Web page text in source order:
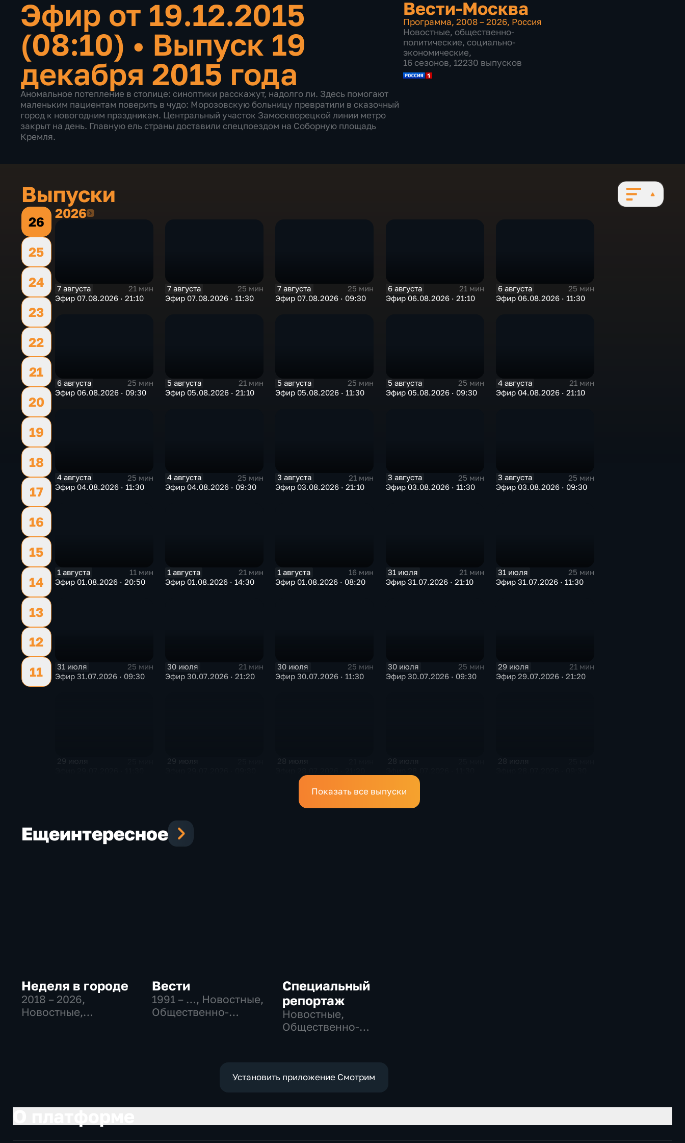
Эфир от 19.12.2015
(08:10) • Выпуск 19
декабря 2015 года
Аномальное потепление в столице: синоптики расскажут, надолго ли. Здесь помогают
маленьким пациентам поверить в чудо: Морозовскую больницу превратили в сказочный
город к новогодним праздникам. Центральный участок Замоскворецкой линии метро
закрыт на день. Главную ель страны доставили спецпоездом на Соборную площадь
Кремля.
Вести-Москва
Программа, 2008 – 2026, Россия
Новостные, общественно-
политические, социально-
экономические,
16 сезонов, 12230 выпусков
Выпуски
26
25
24
23
22
21
20
19
18
17
16
15
14
13
12
11
20262026
7 августа
21 мин
Эфир 07.08.2026 · 21:10
7 августа
25 мин
Эфир 07.08.2026 · 11:30
7 августа
25 мин
Эфир 07.08.2026 · 09:30
6 августа
21 мин
Эфир 06.08.2026 · 21:10
6 августа
25 мин
Эфир 06.08.2026 · 11:30
6 августа
25 мин
Эфир 06.08.2026 · 09:30
5 августа
21 мин
Эфир 05.08.2026 · 21:10
5 августа
25 мин
Эфир 05.08.2026 · 11:30
5 августа
25 мин
Эфир 05.08.2026 · 09:30
4 августа
21 мин
Эфир 04.08.2026 · 21:10
4 августа
25 мин
Эфир 04.08.2026 · 11:30
4 августа
25 мин
Эфир 04.08.2026 · 09:30
3 августа
21 мин
Эфир 03.08.2026 · 21:10
3 августа
25 мин
Эфир 03.08.2026 · 11:30
3 августа
25 мин
Эфир 03.08.2026 · 09:30
1 августа
11 мин
Эфир 01.08.2026 · 20:50
1 августа
21 мин
Эфир 01.08.2026 · 14:30
1 августа
16 мин
Эфир 01.08.2026 · 08:20
31 июля
21 мин
Эфир 31.07.2026 · 21:10
31 июля
25 мин
Эфир 31.07.2026 · 11:30
31 июля
25 мин
Эфир 31.07.2026 · 09:30
30 июля
21 мин
Эфир 30.07.2026 · 21:20
30 июля
25 мин
Эфир 30.07.2026 · 11:30
30 июля
25 мин
Эфир 30.07.2026 · 09:30
29 июля
21 мин
Эфир 29.07.2026 · 21:20
29 июля 29 июля 28 июля 28 июля 28 июля
Показать все выпуски
Ещеинтересное
Неделя в городе
2018 – 2026,
Новостные,
Вести
1991 – …, Новостные,
Общественно-
Специальный
репортаж
Новостные,
Общественно-
Установить приложение Смотрим